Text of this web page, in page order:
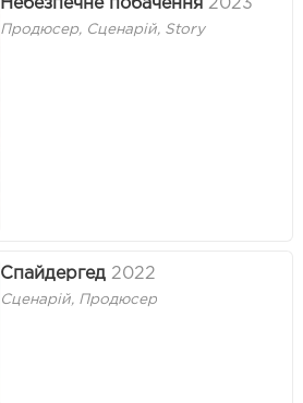
Небезпечне побачення 2023
Продюсер, Сценарій, Story
Спайдергед 2022
Сценарій, Продюсер